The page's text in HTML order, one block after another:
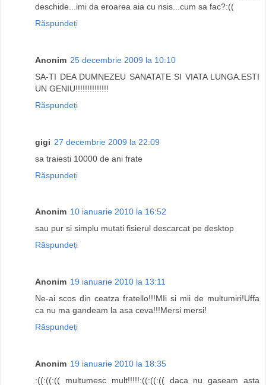
deschide...imi da eroarea aia cu nsis...cum sa fac?:((
Răspundeți
Anonim 25 decembrie 2009 la 10:10
SA-TI DEA DUMNEZEU SANATATE SI VIATA LUNGA.ESTI
UN GENIU!!!!!!!!!!!!!!
Răspundeți
gigi 27 decembrie 2009 la 22:09
sa traiesti 10000 de ani frate
Răspundeți
Anonim 10 ianuarie 2010 la 16:52
sau pur si simplu mutati fisierul descarcat pe desktop
Răspundeți
Anonim 19 ianuarie 2010 la 13:11
Ne-ai scos din ceatza fratello!!!MIi si mii de multumiri!Uffa
ca nu ma gandeam la asa ceva!!!Mersi mersi!
Răspundeți
Anonim 19 ianuarie 2010 la 18:35
:((:((:(( multumesc mult!!!!!:((:((:(( daca nu gaseam asta